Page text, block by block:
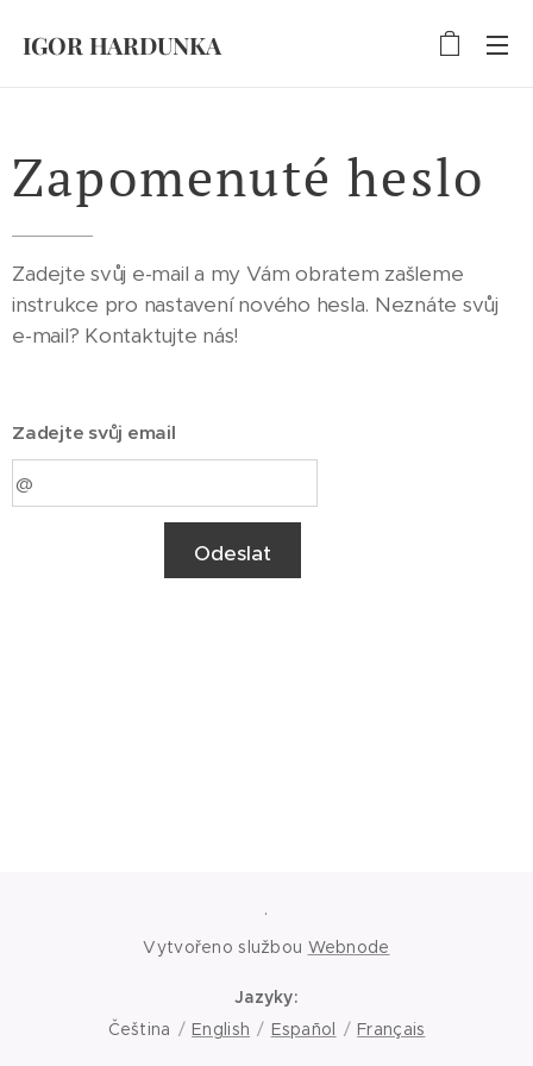
IGOR HARDUNKA
Zapomenuté heslo
Zadejte svůj e-mail a my Vám obratem zašleme
instrukce pro nastavení nového hesla. Neznáte svůj
e-mail? Kontaktujte nás!
Zadejte svůj email
Odeslat
.
Vytvořeno službou Webnode
Jazyky
Čeština
English Español Français